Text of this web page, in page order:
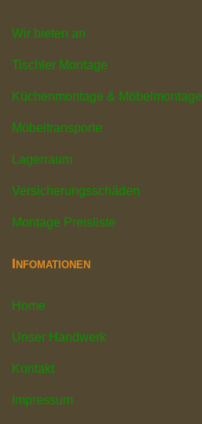
Wir bieten an
Tischler Montage
Küchenmontage & Möbelmontage
Möbeltransporte
Lagerraum
Versicherungsschäden
Montage Preisliste
Infomationen
Home
Unser Handwerk
Kontakt
Impressum